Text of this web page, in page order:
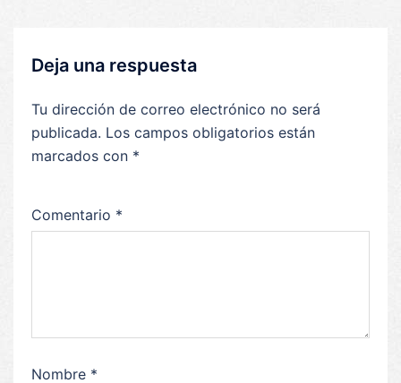
Deja una respuesta
Tu dirección de correo electrónico no será
publicada. Los campos obligatorios están
marcados con *
Comentario *
Nombre *